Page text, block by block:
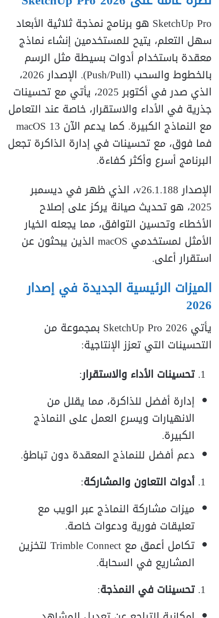
SketchUp Pro هو برنامج نمذجة ثلاثية الأبعاد
سهل التعلم، يتيح للمستخدمين إنشاء نماذج
معقدة باستخدام أدوات بسيطة مثل الرسم
بالخطوط والسحب (Push/Pull). الإصدار 2026،
الذي صدر في أكتوبر 2025، يأتي مع تحسينات
جذرية في الأداء والاستقرار، خاصة عند التعامل
مع النماذج الكبيرة. كما يدعم الآن macOS 13
فما فوق، مع تحسينات في إدارة الذاكرة تجعل
البرنامج أسرع وأكثر كفاءة.
الإصدار v26.1.188، الذي ظهر في ديسمبر
2025، هو تحديث صيانة يركز على إصلاح
الأخطاء وتحسين التوافق، مما يجعله الخيار
الأمثل لمستخدمي macOS الذين يبحثون عن
استقرار أعلى.
الميزات الرئيسية الجديدة في إصدار
2026
يأتي SketchUp Pro 2026 بمجموعة من
التحسينات التي تعزز الإنتاجية:
تحسينات الأداء والاستقرار:
إدارة أفضل للذاكرة، مما يقلل من
الانهيارات ويسرع العمل على النماذج
الكبيرة.
دعم أفضل للنماذج المعقدة دون تباطؤ.
أدوات التعاون والمشاركة:
ميزات مشاركة النماذج عبر الويب مع
تعليقات فورية ودعوات خاصة.
تكامل أعمق مع Trimble Connect لتخزين
المشاريع في السحابة.
تحسينات في النمذجة: